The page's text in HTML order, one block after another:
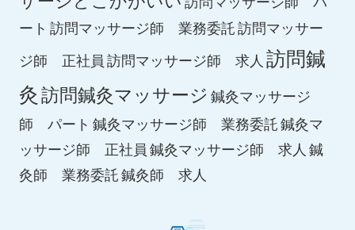
ート 訪問マッサージ師 業務委託訪問マッサー
ジ師 正社員 訪問マッサージ師 求人 訪問鍼
灸訪問鍼灸マッサージ 鍼灸マッサージ
師 パート 鍼灸マッサージ師 業務委託鍼灸マ
ッサージ師 正社員 鍼灸マッサージ師 求人 鍼
灸師 業務委託鍼灸師 求人